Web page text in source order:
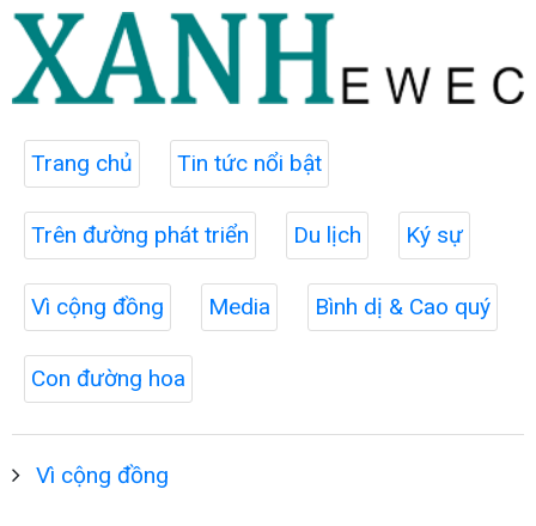
Trang chủ Tin tức nổi bật
Trên đường phát triển Du lịch Ký sự
Vì cộng đồng Media Bình dị & Cao quý
Con đường hoa
Vì cộng đồng